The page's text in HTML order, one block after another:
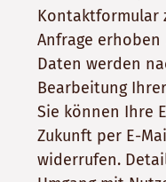
Kontaktformular
Anfrage
Daten werden
Bearbeitung
Sie können Ihre
Zukunft per E-
widerrufen.